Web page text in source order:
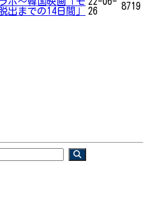
出までの14日間」
26
8719